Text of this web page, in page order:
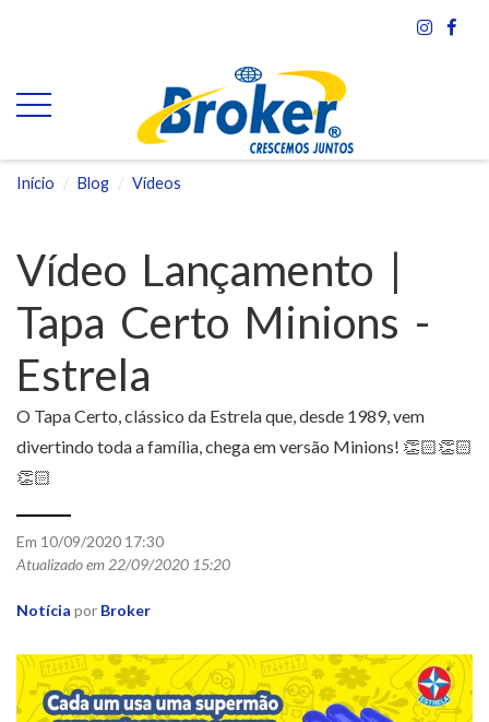
Início Blog Vídeos
Vídeo Lançamento |
Tapa Certo Minions -
Estrela
O Tapa Certo, clássico da Estrela que, desde 1989, vem
divertindo toda a família, chega em versão Minions! 👏🏻👏🏻
👏🏻
Em 10/09/2020 17:30
Atualizado em 22/09/2020 15:20
Notícia por Broker